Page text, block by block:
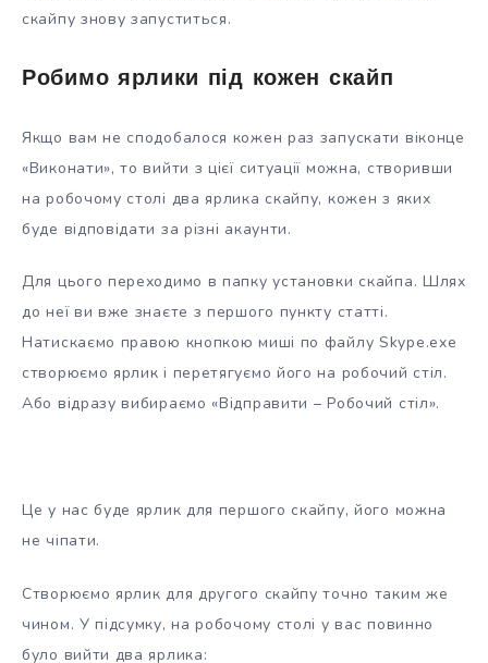
скайпу знову запуститься.
Робимо ярлики під кожен скайп
Якщо вам не сподобалося кожен раз запускати віконце
«Виконати», то вийти з цієї ситуації можна, створивши
на робочому столі два ярлика скайпу, кожен з яких
буде відповідати за різні акаунти.
Для цього переходимо в папку установки скайпа. Шлях
до неї ви вже знаєте з першого пункту статті.
Натискаємо правою кнопкою миші по файлу Skype.exe
створюємо ярлик і перетягуємо його на робочий стіл.
Або відразу вибираємо «Відправити – Робочий стіл».
Це у нас буде ярлик для першого скайпу, його можна
не чіпати.
Створюємо ярлик для другого скайпу точно таким же
чином. У підсумку, на робочому столі у вас повинно
було вийти два ярлика: